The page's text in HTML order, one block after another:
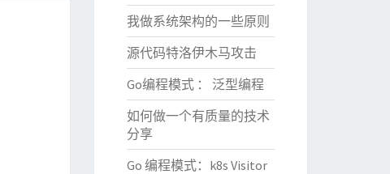
我做系统架构的一些原则
源代码特洛伊木马攻击
Go编程模式 ： 泛型编程
如何做一个有质量的技术
分享
Go 编程模式：k8s Visitor